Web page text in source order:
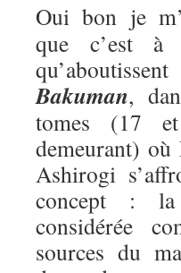
Oui bon je
que c’est à
Bakuman,
tomes (17
demeurant)
Ashirogi
concept :
considérée
sources du